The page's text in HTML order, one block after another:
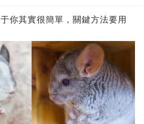
你其實很簡單，關鍵方法要用